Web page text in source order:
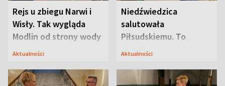
Rejs u zbiegu Narwi i
Wisły. Tak wygląda
Modlin od strony wody
Aktualności
Niedźwiedzica
salutowała
Piłsudskiemu. To
niejedyna tajemnica
Aktualności